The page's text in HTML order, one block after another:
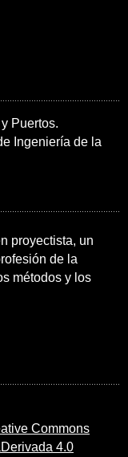
Puertos.
Ingeniería de la
proyectista, un
de la
métodos y los
Commons
4.0